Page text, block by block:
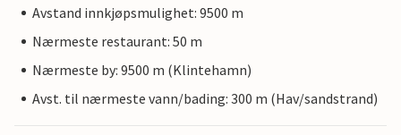
Avstand innkjøpsmulighet: 9500 m
Nærmeste restaurant: 50 m
Nærmeste by: 9500 m (Klintehamn)
Avst. til nærmeste vann/bading: 300 m (Hav/sandstrand)